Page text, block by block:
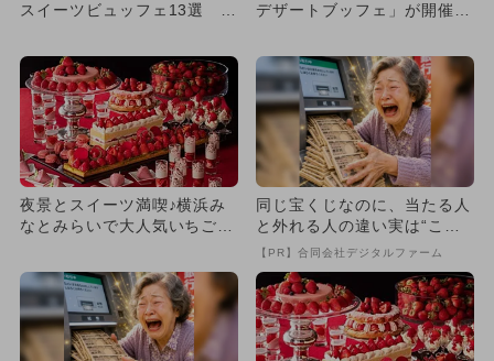
スイーツビュッフェ13選 3
デザートブッフェ」が開催！
題
夜景とスイーツ満喫♪横浜み
なとみらいで大人気いちごブ
同じ宝くじなのに、当たる人
と外れる人の違い実は“こ
こ”でした
【PR】合同会社デジタルファーム